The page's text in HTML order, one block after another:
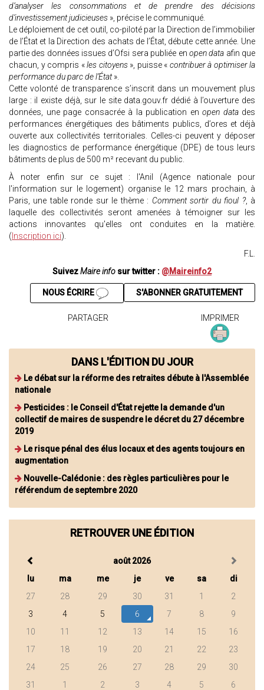
d’analyser les consommations et de prendre des décisions
d’investissement judicieuses », précise le communiqué.
Le déploiement de cet outil, co-piloté par la Direction de l’immobilier
de l’État et la Direction des achats de l’État, débute cette année. Une
partie des données issues d’Ofsi sera publiée en open data afin que
chacun, y compris «les citoyens», puisse « contribuer à optimiser la
performance du parc de l’État».
Cette volonté de transparence s’inscrit dans un mouvement plus
large : il existe déjà, sur le site data.gouv.fr dédié à l’ouverture des
données, une page consacrée à la publication en open datades
performances énergétiques des bâtiments publics, d’ores et déjà
ouverte aux collectivités territoriales. Celles-ci peuvent y déposer
les diagnostics de performance énergétique (DPE) de tous leurs
bâtiments de plus de 500 m² recevant du public.
À noter enfin sur ce sujet : l'Anil (Agence nationale pour
l'information sur le logement) organise le 12 mars prochain, à
Paris, une table ronde sur le thème : Comment sortir du fioul ?, à
laquelle des collectivités seront amenées à témoigner sur les
actions innovantes qu'elles ont conduites en la matière.
( Inscription ici).
F.L.
SuivezMaire info sur twitter : @Maireinfo2
S'ABONNER GRATUITEMENT
NOUS ÉCRIRE
PARTAGER IMPRIMER
DANS L'ÉDITION DU JOUR
Le débat sur la réforme des retraites débute à l'Assemblée
nationale
Pesticides : le Conseil d'État rejette la demande d'un
collectif de maires de suspendre le décret du 27 décembre
2019
Le risque pénal des élus locaux et des agents toujours en
augmentation
Nouvelle-Calédonie : des règles particulières pour le
référendum de septembre 2020
RETROUVER UNE ÉDITION
août 2026
lu
ma me je ve sa
di
27
28 29 30 31 1
2
3
4 5 6 7 8
9
10
11 12 13 14 15
16
17
18 19 20 21 22
23
24
25 26 27 28 29
30
31
1 2 3 4 5 6